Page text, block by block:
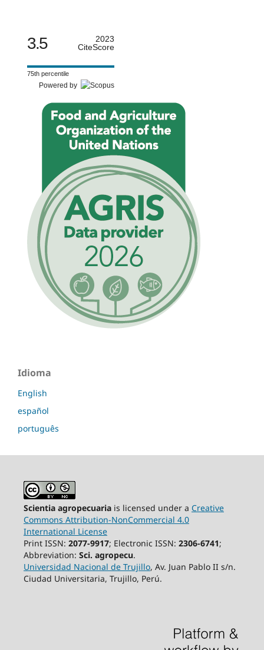
3.5
2023
CiteScore
75th percentile
Powered by
Idioma
English
español
português
Scientia agropecuariais licensed under a Creative
Commons Attribution-NonCommercial 4.0
International License
Print ISSN: 2077-9917; Electronic ISSN: 2306-6741;
Abbreviation: Sci. agropecu.
Universidad Nacional de Trujillo, Av. Juan Pablo II s/n.
Ciudad Universitaria, Trujillo, Perú.